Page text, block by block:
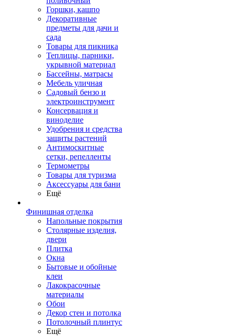
Горшки, кашпо
Декоративные
предметы для дачи и
сада
Товары для пикника
Теплицы, парники,
укрывной материал
Бассейны, матрасы
Мебель уличная
Садовый бензо и
электроинструмент
Консервация и
виноделие
Удобрения и средства
защиты растений
Антимоскитные
сетки, репелленты
Термометры
Товары для туризма
Аксессуары для бани
Ещё
Финишная отделка
Напольные покрытия
Столярные изделия,
двери
Плитка
Окна
Бытовые и обойные
клеи
Лакокрасочные
материалы
Обои
Декор стен и потолка
Потолочный плинтус
Ещё